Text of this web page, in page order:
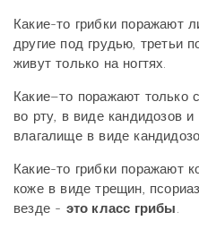
Какие-то грибки поражают
другие под грудью, третьи
живут только на ногтях.
Какие–то поражают только
во рту, в виде кандидозов
влагалище в виде
Какие-то грибки поражают
коже в виде трещин,
везде - это класс грибы